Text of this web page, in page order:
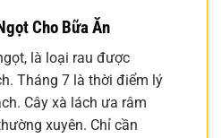
Cho Bữa Ăn
là loại rau được
Tháng 7 là thời điểm lý
Cây xà lách ưa râm
xuyên. Chỉ cần